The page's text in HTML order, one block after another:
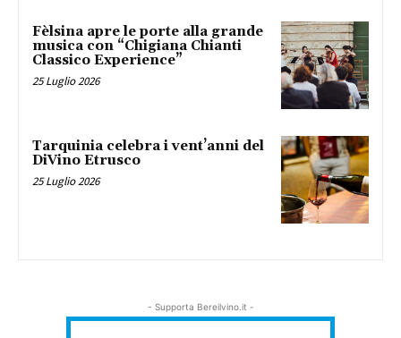
Fèlsina apre le porte alla grande
musica con “Chigiana Chianti
Classico Experience”
25 Luglio 2026
Tarquinia celebra i vent’anni del
DiVino Etrusco
25 Luglio 2026
- Supporta Bereilvino.it -